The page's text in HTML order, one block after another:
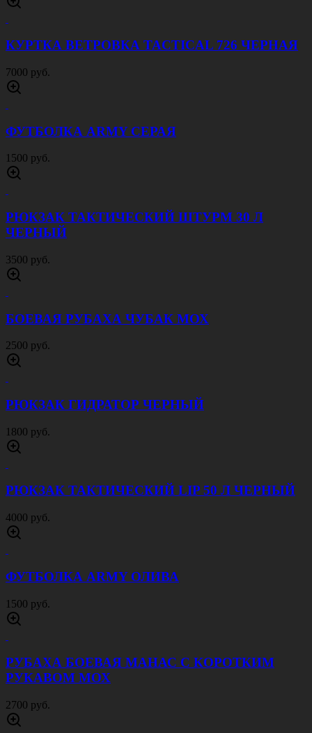
КУРТКА ВЕТРОВКА TACTICAL 726 ЧЕРНАЯ
7000 руб.
ФУТБОЛКА ARMY СЕРАЯ
1500 руб.
РЮКЗАК ТАКТИЧЕСКИЙ ШТУРМ 30 Л
ЧЕРНЫЙ
3500 руб.
БОЕВАЯ РУБАХА ЧУБАК МОХ
2500 руб.
РЮКЗАК ГИДРАТОР ЧЕРНЫЙ
1800 руб.
РЮКЗАК ТАКТИЧЕСКИЙ LIP 50 Л ЧЕРНЫЙ
4000 руб.
ФУТБОЛКА ARMY ОЛИВА
1500 руб.
РУБАХА БОЕВАЯ МАНАС С КОРОТКИМ
РУКАВОМ МОХ
2700 руб.